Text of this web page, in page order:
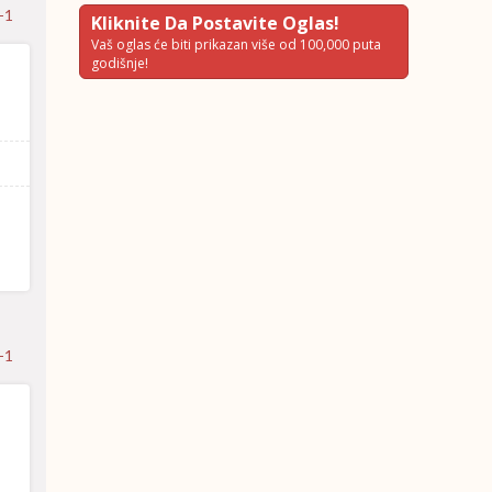
Kliknite Da Postavite Oglas!
Vaš oglas će biti prikazan više od 100,000 puta
godišnje!